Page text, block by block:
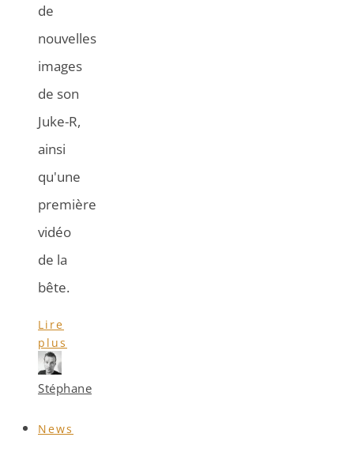
de
nouvelles
images
de son
Juke-R,
ainsi
qu'une
première
vidéo
de la
bête.
Lire
plus
Stéphane
News